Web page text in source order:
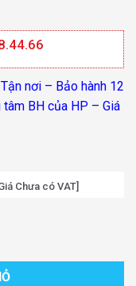
nơi – Bảo hành 12
BH của HP – Giá
Chưa có VAT]